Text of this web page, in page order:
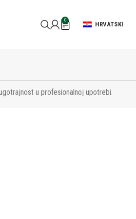
0
HRVATSKI
u profesionalnoj upotrebi.